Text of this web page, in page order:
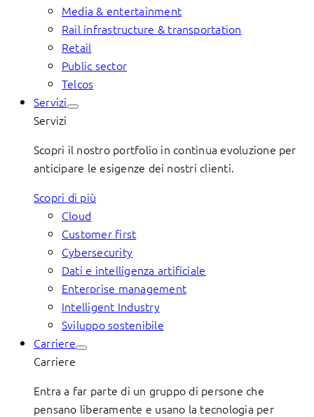
Media & entertainment
Rail infrastructure & transportation
Retail
Public sector
Telcos
Servizi
Servizi
Scopri il nostro portfolio in continua evoluzione per
anticipare le esigenze dei nostri clienti.
Scopri di più
Cloud
Customer first
Cybersecurity
Dati e intelligenza artificiale
Enterprise management
Intelligent Industry
Sviluppo sostenibile
Carriere
Carriere
Entra a far parte di un gruppo di persone che
pensano liberamente e usano la tecnologia per